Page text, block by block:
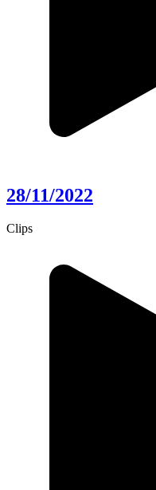
28/11/2022
Clips